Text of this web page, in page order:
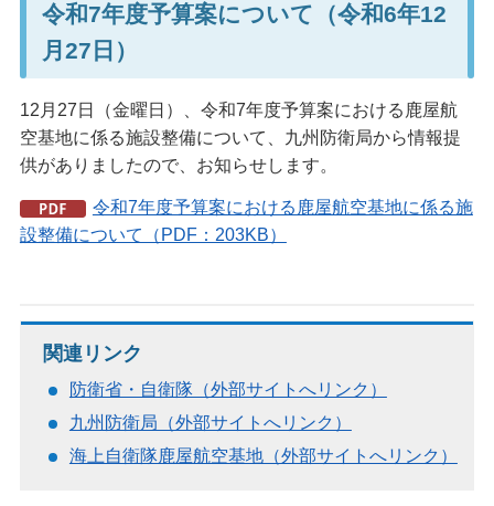
令和7年度予算案について（令和6年12
月27日）
12月27日（金曜日）、令和7年度予算案における鹿屋航
空基地に係る施設整備について、九州防衛局から情報提
供がありましたので、お知らせします。
令和7年度予算案における鹿屋航空基地に係る施
設整備について（PDF：203KB）
関連リンク
防衛省・自衛隊（外部サイトへリンク）
九州防衛局（外部サイトへリンク）
海上自衛隊鹿屋航空基地（外部サイトへリンク）